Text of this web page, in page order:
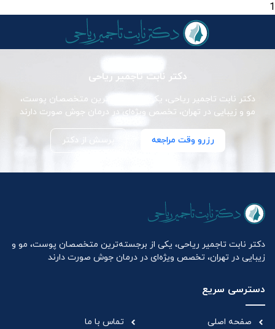
1
دکتر نابت تاجمیر ریاحی
دکتر نابت تاجمیر ریاحی، یکی از برجسته‌ترین متخصصان پوست،
مو و زیبایی در تهران، تخصص ویژه‌ای در درمان جوش صورت دارند
رزرو وقت مراجعه پرسش از دکتر
دکتر نابت تاجمیر ریاحی، یکی از برجسته‌ترین متخصصان پوست، مو و
زیبایی در تهران، تخصص ویژه‌ای در درمان جوش صورت دارند
دسترسی سریع
صفحه اصلی تماس با ما